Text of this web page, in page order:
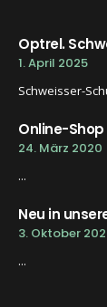
Optrel.
1. April 2025
Schweisser-
Online-
24. März 2020
...
Neu in
3. Oktober
...